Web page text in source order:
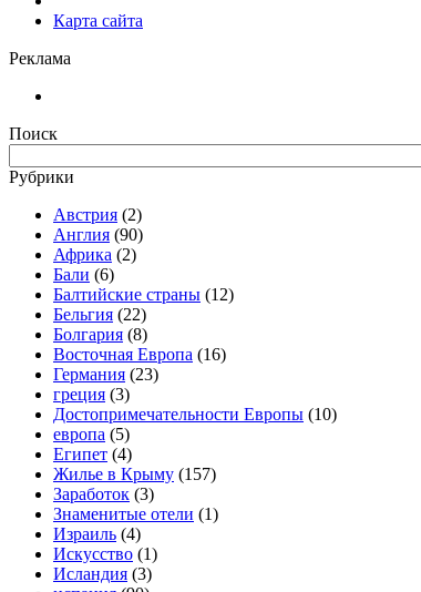
Карта сайта
Реклама
Поиск
Рубрики
Австрия (2)
Англия (90)
Африка (2)
Бали (6)
Балтийские страны (12)
Бельгия (22)
Болгария (8)
Восточная Европа (16)
Германия (23)
греция (3)
Достопримечательности Европы (10)
европа (5)
Египет (4)
Жилье в Крыму (157)
Заработок (3)
Знаменитые отели (1)
Израиль (4)
Искусство (1)
Исландия (3)